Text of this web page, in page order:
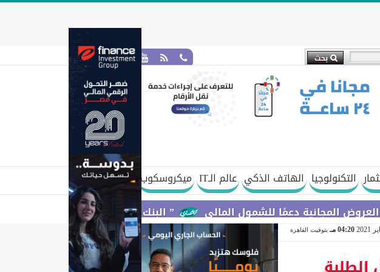
التكنولوجيا الهاتف الذكي عالم الـIT
ميكروسكوب
” البنك المركزي” : معدلات الشمول المالي تواصل ارتفاعها 79% من المواطنين يمتلكون حسابات نشطة
دعمًا للشمول المالي
04:20 مـ بتوقيت القاهرة